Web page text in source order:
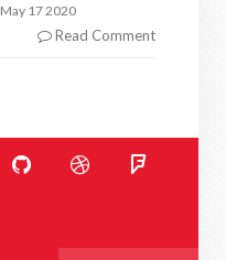
May 17 2020
Read Comment